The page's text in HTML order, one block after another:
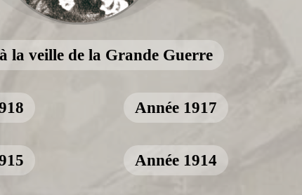
la veille de la Grande Guerre
Année 1917
Année 1914